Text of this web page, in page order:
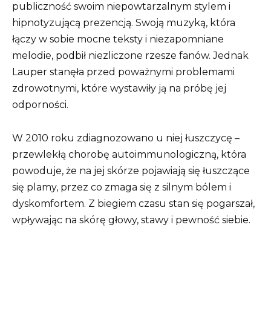
publiczność swoim niepowtarzalnym stylem i
hipnotyzującą prezencją. Swoją muzyką, która
łączy w sobie mocne teksty i niezapomniane
melodie, podbił niezliczone rzesze fanów. Jednak
Lauper stanęła przed poważnymi problemami
zdrowotnymi, które wystawiły ją na próbę jej
odporności.
W 2010 roku zdiagnozowano u niej łuszczycę –
przewlekłą chorobę autoimmunologiczną, która
powoduje, że na jej skórze pojawiają się łuszczące
się plamy, przez co zmaga się z silnym bólem i
dyskomfortem. Z biegiem czasu stan się pogarszał,
wpływając na skórę głowy, stawy i pewność siebie.